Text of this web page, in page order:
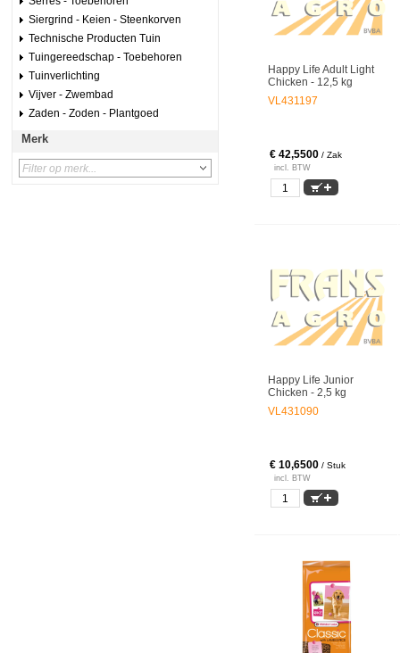
Siergrind - Keien - Steenkorven
Technische Producten Tuin
Tuingereedschap - Toebehoren
Tuinverlichting
Vijver - Zwembad
Zaden - Zoden - Plantgoed
Merk
Happy Life Adult Light
Chicken - 12,5 kg
VL431197
€ 42,5500 / Zak
incl. BTW
Happy Life Junior
Chicken - 2,5 kg
VL431090
€ 10,6500 / Stuk
incl. BTW